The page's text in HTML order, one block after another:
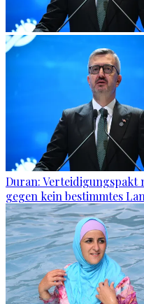
Duran: Verteidigungspakt
gegen kein bestimmtes